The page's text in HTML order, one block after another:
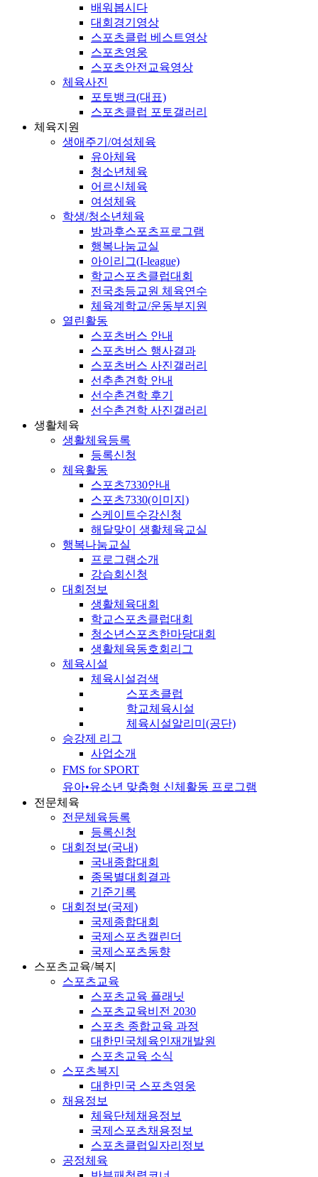
배워봅시다
대회경기영상
스포츠클럽 베스트영상
스포츠영웅
스포츠안전교육영상
체육사진
포토뱅크(대표)
스포츠클럽 포토갤러리
체육지원
생애주기/여성체육
유아체육
청소년체육
어르신체육
여성체육
학생/청소년체육
방과후스포츠프로그램
행복나눔교실
아이리그(I-league)
학교스포츠클럽대회
전국초등교원 체육연수
체육계학교/운동부지원
열린활동
스포츠버스 안내
스포츠버스 행사결과
스포츠버스 사진갤러리
선추촌견학 안내
선수촌견학 후기
선수촌견학 사진갤러리
생활체육
생활체육등록
등록신청
체육활동
스포츠7330안내
스포츠7330(이미지)
스케이트수강신청
해달맞이 생활체육교실
행복나눔교실
프로그램소개
강습회신청
대회정보
생활체육대회
학교스포츠클럽대회
청소년스포츠한마당대회
생활체육동호회리그
체육시설
체육시설검색
스포츠클럽
학교체육시설
체육시설알리미(공단)
승강제 리그
사업소개
FMS for SPORT
유아•유소년 맞춤형 신체활동 프로그램
전문체육
전문체육등록
등록신청
대회정보(국내)
국내종합대회
종목별대회결과
기준기록
대회정보(국제)
국제종합대회
국제스포츠캘린더
국제스포츠동향
스포츠교육/복지
스포츠교육
스포츠교육 플래닛
스포츠교육비전 2030
스포츠 종합교육 과정
대한민국체육인재개발원
스포츠교육 소식
스포츠복지
대한민국 스포츠영웅
채용정보
체육단체채용정보
국제스포츠채용정보
스포츠클럽일자리정보
공정체육